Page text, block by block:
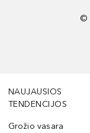
©
NAUJAUSIOS
TENDENCIJOS
Grožio vasara